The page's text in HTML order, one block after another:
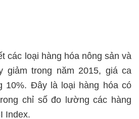
các loại hàng hóa nông sản và
giảm trong năm 2015, giá ca
10%. Đây là loại hàng hóa có
chỉ số đo lường các hàng
Index.